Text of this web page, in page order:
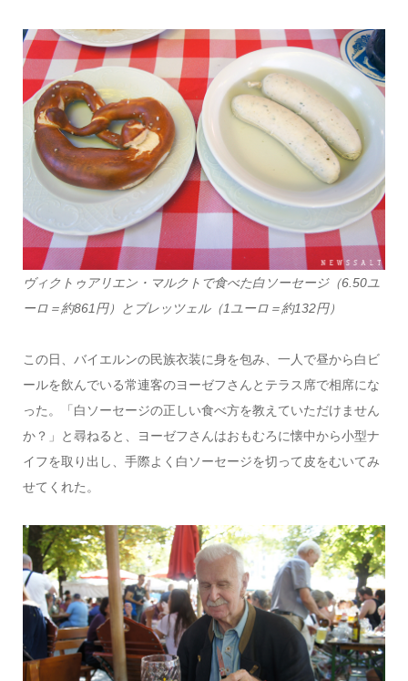
ヴィクトゥアリエン・マルクトで食べた白ソーセージ（6.50ユ
ーロ＝約861円）とブレッツェル（1ユーロ＝約132円）
この日、バイエルンの民族衣装に身を包み、一人で昼から白ビ
ールを飲んでいる常連客のヨーゼフさんとテラス席で相席にな
った。「白ソーセージの正しい食べ方を教えていただけません
か？」と尋ねると、ヨーゼフさんはおもむろに懐中から小型ナ
イフを取り出し、手際よく白ソーセージを切って皮をむいてみ
せてくれた。